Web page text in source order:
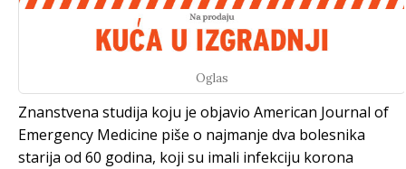
Oglas
Znanstvena studija koju je objavio American Journal of
Emergency Medicine piše o najmanje dva bolesnika
starija od 60 godina, koji su imali infekciju korona